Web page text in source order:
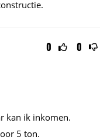
0 0
kan ik inkomen.
5 ton.